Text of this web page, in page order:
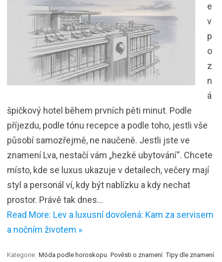
e
v
p
o
z
n
á
špičkový hotel během prvních pěti minut. Podle
příjezdu, podle tónu recepce a podle toho, jestli vše
působí samozřejmě, ne naučeně. Jestli jste ve
znamení Lva, nestačí vám „hezké ubytování“. Chcete
místo, kde se luxus ukazuje v detailech, večery mají
styl a personál ví, kdy být nablízku a kdy nechat
prostor. Právě tak dnes…
Read More: Lev a luxusní dovolená: Kam za servisem
a nočním životem »
Kategorie: Móda podle horoskopu Pověsti o znamení Tipy dle znamení